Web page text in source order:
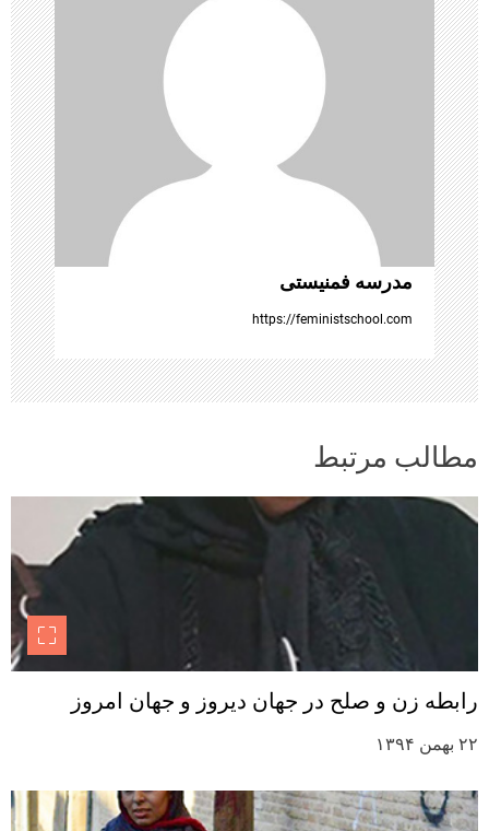
و
ش
ت
ه‌
ه
ا
مدرسه فمنیستی
https://feministschool.com
مطالب مرتبط
رابطه زن و صلح در جهان دیروز و جهان امروز
۲۲ بهمن ۱۳۹۴